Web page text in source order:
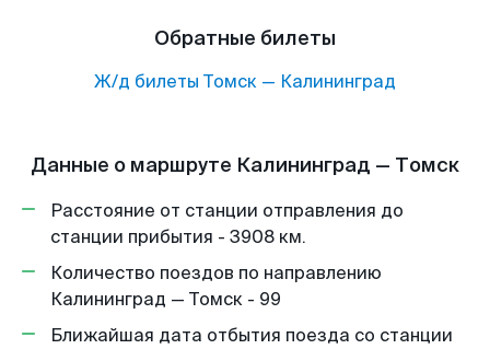
Обратные билеты
Ж/д билеты Томск — Калининград
Данные о маршруте Калининград — Томск
Расстояние от станции отправления до
станции прибытия - 3908 км.
Количество поездов по направлению
Калининград — Томск - 99
Ближайшая дата отбытия поезда со станции